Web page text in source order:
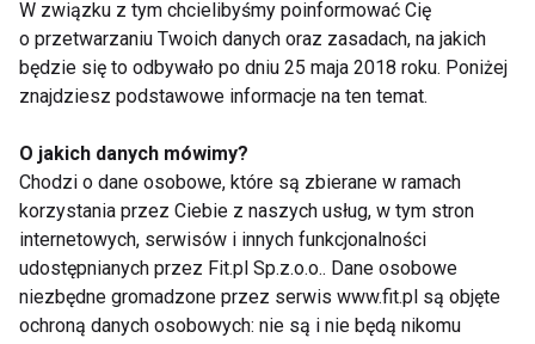
uwagi na wysoką zawartość polifenoli, które mogą
być szkodliwe w dużej ilości dla kobiet w ciąży.
DIETA ZIELONA HERBATA
Dieta
W związku z tym chcielibyśmy poinformować Cię
o przetwarzaniu Twoich danych oraz zasadach, na jakich
będzie się to odbywało po dniu 25 maja 2018 roku. Poniżej
znajdziesz podstawowe informacje na ten temat.
O jakich danych mówimy?
Chodzi o dane osobowe, które są zbierane w ramach
korzystania przez Ciebie z naszych usług, w tym stron
internetowych, serwisów i innych funkcjonalności
udostępnianych przez Fit.pl Sp.z.o.o.. Dane osobowe
niezbędne gromadzone przez serwis www.fit.pl są objęte
ochroną danych osobowych: nie są i nie będą nikomu